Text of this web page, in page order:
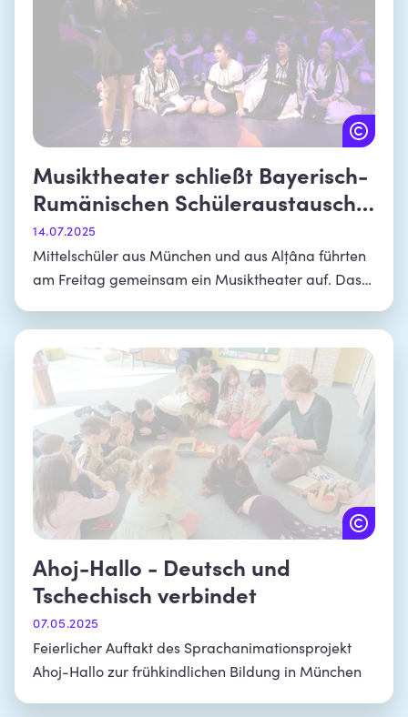
Musiktheater schließt Bayerisch-
Rumänischen Schüleraustausch
ab
14.07.2025
Mittelschüler aus München und aus Alțâna führten
am Freitag gemeinsam ein Musiktheater auf. Das
erarbeitet.
Ahoj-Hallo - Deutsch und
Tschechisch verbindet
07.05.2025
Feierlicher Auftakt des Sprachanimationsprojekt
Ahoj-Hallo zur frühkindlichen Bildung in München